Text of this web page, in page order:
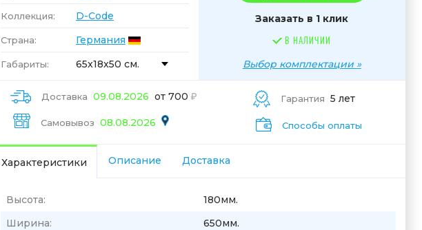
Коллекция: D-Code
Страна: Германия
Габариты: 65x18x50 см.
Заказать в 1 клик
В НАЛИЧИИ
Выбор комплектации »
Доставка 09.08.2026 от 700
Самовывоз 08.08.2026
Гарантия 5 лет
Способы оплаты
Характеристики Описание Доставка
Высота:
180мм.
Ширина:
650мм.